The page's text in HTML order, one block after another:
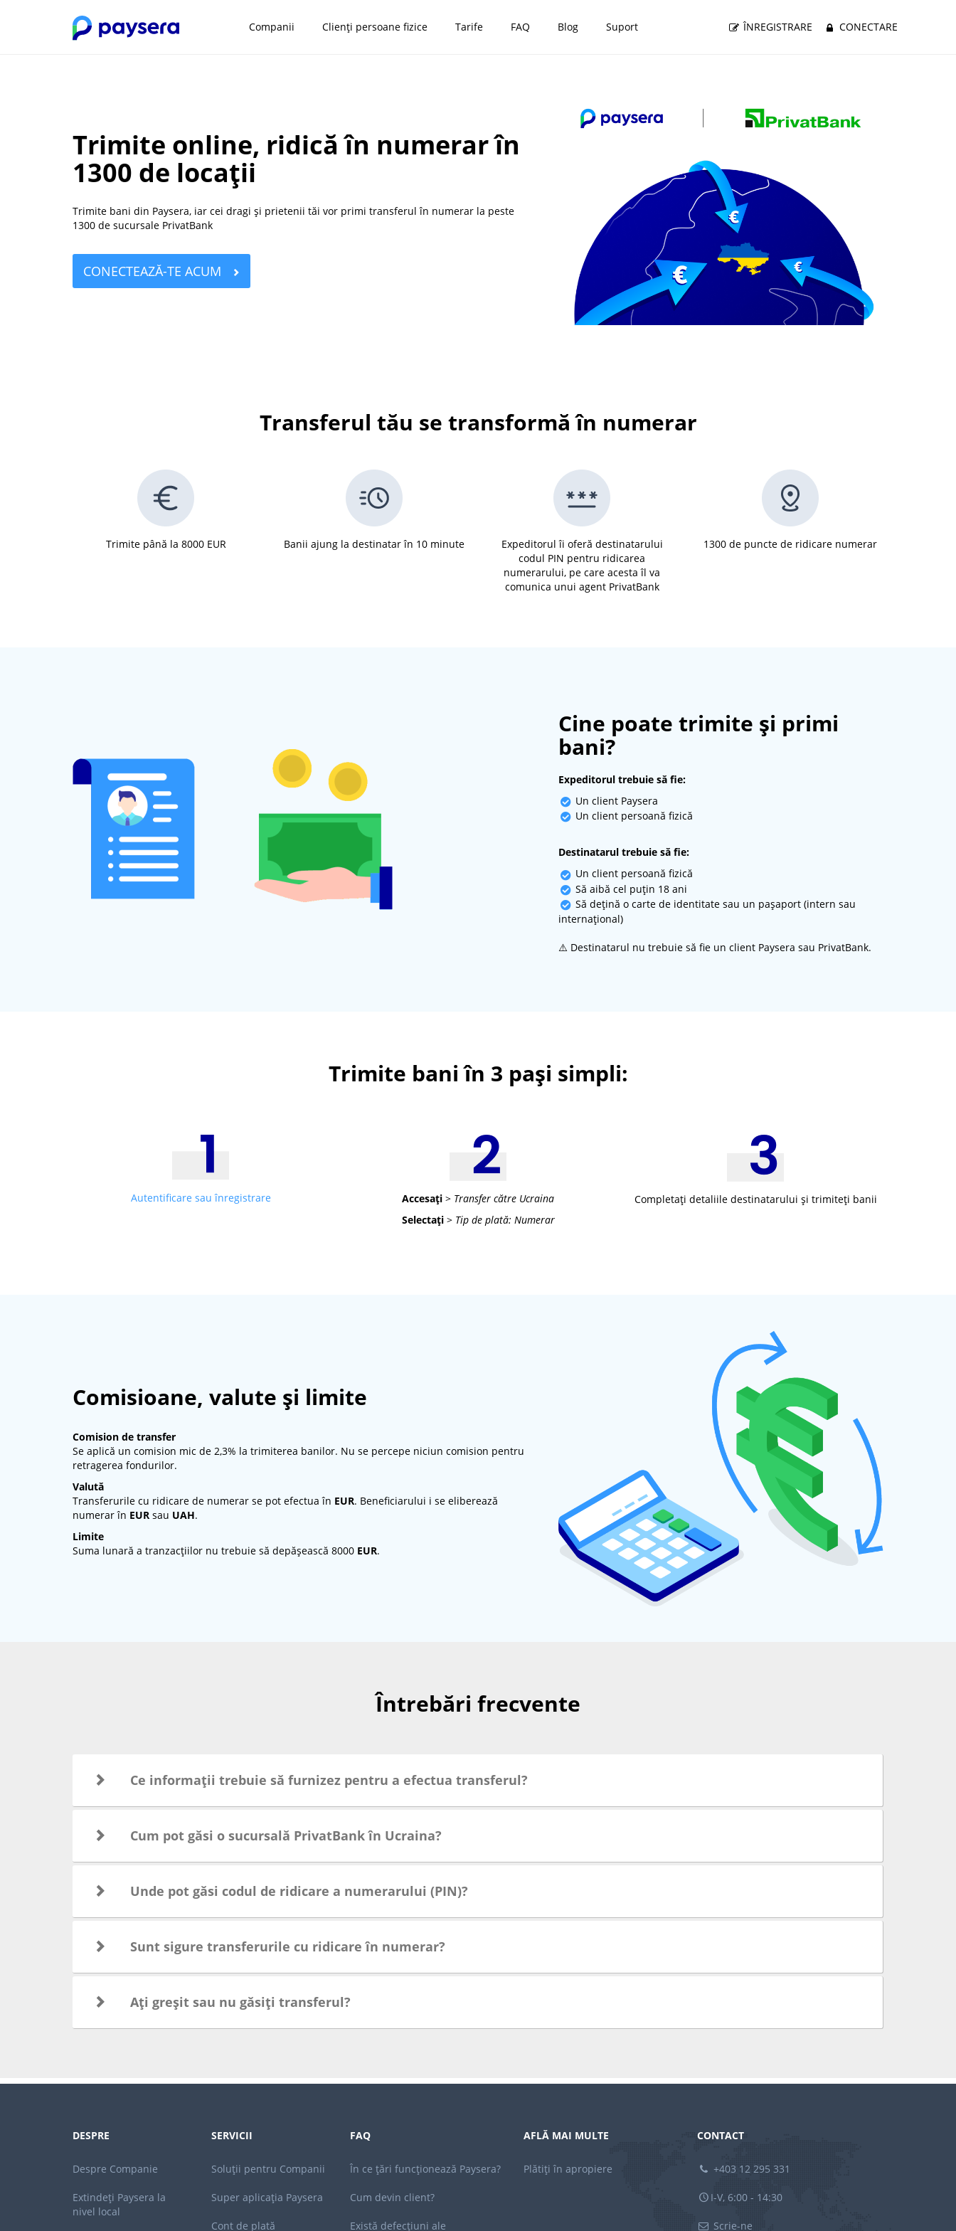
Companii Clienți persoane fizice Tarife FAQ Blog Suport ÎNREGISTRARE CONECTARE
Trimite online, ridică în numerar în
1300 de locații
Trimite bani din Paysera, iar cei dragi și prietenii tăi vor primi transferul în numerar la peste
1300 de sucursale PrivatBank
CONECTEAZĂ-TE ACUM
Transferul tău se transformă în numerar
Trimite până la 8000 EUR Banii ajung la destinatar în 10 minute
Expeditorul îi oferă destinatarului
codul PIN pentru ridicarea
numerarului, pe care acesta îl va
comunica unui agent PrivatBank
1300 de puncte de ridicare numerar
Cine poate trimite și primi
bani?
Expeditorul trebuie să fie:
Un client Paysera
Un client persoană fizică
Destinatarul trebuie să fie:
Un client persoană fizică
Să aibă cel puțin 18 ani
Să dețină o carte de identitate sau un pașaport (intern sau
internațional)
⚠️ Destinatarul nu trebuie să fie un client Paysera sau PrivatBank.
Trimite bani în 3 pași simpli:
Autentificare sau înregistrare Accesați > Transfer către Ucraina
Selectați> Tip de plată: Numerar
Completați detaliile destinatarului și trimiteți banii
Comisioane, valute și limite
Comision de transfer
Se aplică un comision mic de 2,3% la trimiterea banilor. Nu se percepe niciun comision pentru
retragerea fondurilor.
Valută
Transferurile cu ridicare de numerar se pot efectua în EUR. Beneficiarului i se eliberează
numerar în EUR sau UAH.
Limite
Suma lunară a tranzacțiilor nu trebuie să depășească 8000 EUR.
Întrebări frecvente
Ce informații trebuie să furnizez pentru a efectua transferul?
Cum pot găsi o sucursală PrivatBank în Ucraina?
Unde pot găsi codul de ridicare a numerarului (PIN)?
Sunt sigure transferurile cu ridicare în numerar?
Ați greșit sau nu găsiți transferul?
DESPRE
Despre Companie
Extindeți Paysera la
nivel local
SERVICII
Soluții pentru Companii
Super aplicația Paysera
Cont de plată
FAQ
În ce țări funcționează Paysera?
Cum devin client?
Există defecțiuni ale
AFLĂ MAI MULTE
Plătiți în apropiere
CONTACT
+403 12 295 331
I-V, 6:00 - 14:30
Scrie-ne